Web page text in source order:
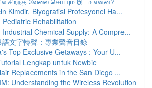
Kimdir, Biyografisi Profesyonel Ha...
Pediatric Rehabilitation
Industrial Chemical Supply: A Compre...
語文字轉聲：專業聲音目錄
Top Exclusive Getaways : Your U...
Lengkap untuk Newbie
Replacements in the San Diego ...
Understanding the Wireless Revolution